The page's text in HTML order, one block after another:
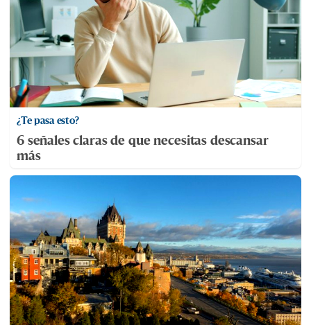
¿Te pasa esto?
6 señales claras de que necesitas descansar
más